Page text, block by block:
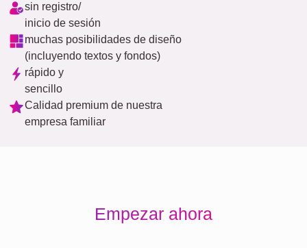
sin registro/
inicio de sesión
muchas posibilidades de diseño
(incluyendo textos y fondos)
rápido y
sencillo
Calidad premium de nuestra
empresa familiar
Empezar ahora